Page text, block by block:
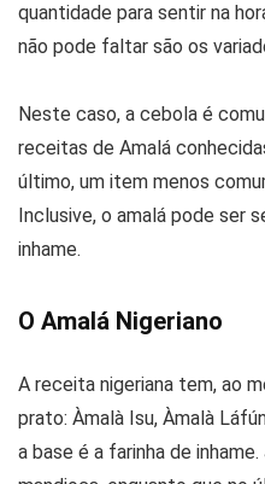
quantidade para sentir na
não pode faltar são os
Neste caso, a cebola é
receitas de Amalá
último, um item menos
Inclusive, o amalá pode ser
inhame.
O Amalá Nigeriano
A receita nigeriana tem, ao
prato: Àmalà Isu, Àmalà
a base é a farinha de